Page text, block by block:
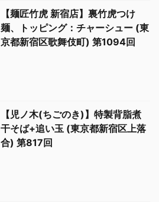
【麺匠竹虎 新宿店】裏竹虎つけ
麺、トッピング：チャーシュー (東
京都新宿区歌舞伎町) 第1094回
【児ノ木(ちごのき)】特製背脂煮
干そば+追い玉 (東京都新宿区上落
合) 第817回